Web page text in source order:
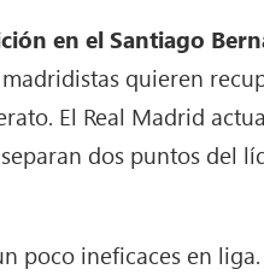
en el Santiago
quieren
El Real Madrid
dos puntos del
poco ineficaces en